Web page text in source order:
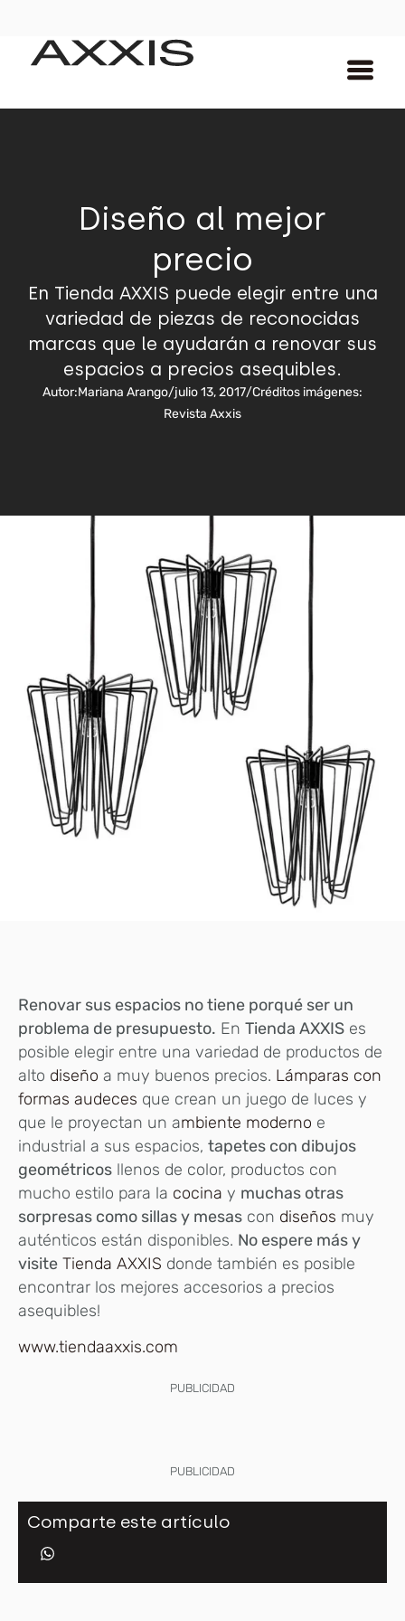
Diseño al mejor
precio
En Tienda AXXIS puede elegir entre una
variedad de piezas de reconocidas
marcas que le ayudarán a renovar sus
espacios a precios asequibles.
Autor:Mariana Arango/julio 13, 2017/Créditos imágenes:
Revista Axxis
Renovar sus espacios no tiene porqué ser un
problema de presupuesto. En Tienda AXXIS es
posible elegir entre una variedad de productos de
alto diseño a muy buenos precios. Lámparas con
formas audeces que crean un juego de luces y
que le proyectan un ambiente moderno e
industrial a sus espacios, tapetes con dibujos
geométricos llenos de color, productos con
mucho estilo para la cocina y muchas otras
sorpresas como sillas y mesas con diseños muy
auténticos están disponibles. No espere más y
visite Tienda AXXIS donde también es posible
encontrar los mejores accesorios a precios
asequibles!
www.tiendaaxxis.com
PUBLICIDAD
PUBLICIDAD
Comparte este artículo